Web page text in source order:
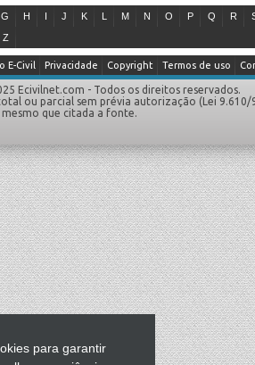
para garantir
G H J K M N O P Q R
Z
Termos de uso
Copyright
Privacidade
E-Civil
Ecivilnet.com - Todos os direitos reservados.
ou parcial sem prévia autorização (Lei 9.610/
mesmo que citada a fonte.